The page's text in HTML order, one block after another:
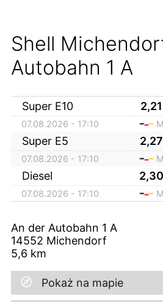
Shell
Autobahn 1 A
Super E10
07.08.2026 - 17:10
Super E5
07.08.2026 - 17:10
Diesel
07.08.2026 - 17:10
An der Autobahn 1 A
14552 Michendorf
5,6 km
Pokaż na mapie